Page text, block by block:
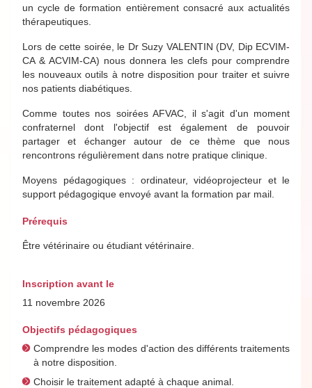
un cycle de formation entièrement consacré aux actualités
thérapeutiques.
Lors de cette soirée, le Dr Suzy VALENTIN (DV, Dip ECVIM-
CA & ACVIM-CA) nous donnera les clefs pour comprendre
les nouveaux outils à notre disposition pour traiter et suivre
nos patients diabétiques.
Comme toutes nos soirées AFVAC, il s'agit d'un moment
confraternel dont l'objectif est également de pouvoir
partager et échanger autour de ce thème que nous
rencontrons régulièrement dans notre pratique clinique.
Moyens pédagogiques : ordinateur, vidéoprojecteur et le
support pédagogique envoyé avant la formation par mail.
Prérequis
Être vétérinaire ou étudiant vétérinaire.
Inscription avant le
11 novembre 2026
Objectifs pédagogiques
Comprendre les modes d'action des différents traitements
à notre disposition.
Choisir le traitement adapté à chaque animal.